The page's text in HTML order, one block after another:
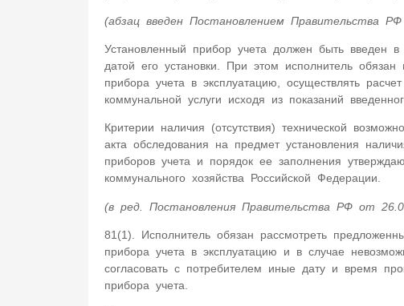
(абзац введен Постановлением Правительства
Установленный прибор учета должен быть введен
датой его установки. При этом исполнитель
прибора учета в эксплуатацию, осуществлять
коммунальной услуги исходя из показаний
Критерии наличия (отсутствия) технической
акта обследования на предмет установления
приборов учета и порядок ее заполнения
коммунального хозяйства Российской Федерации.
(в ред. Постановления Правительства РФ от
81(1). Исполнитель обязан рассмотреть
прибора учета в эксплуатацию и в случае
согласовать с потребителем иные дату и время
прибора учета.